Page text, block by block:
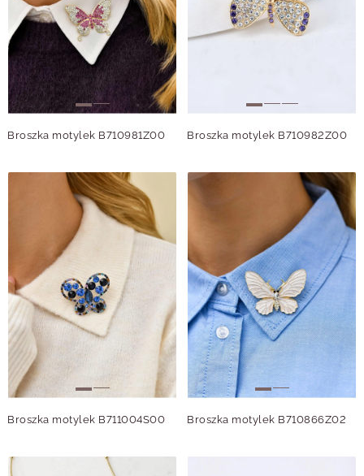
Broszka motylek B710981Z00 Broszka motylek B710982Z00
Broszka motylek B711004S00 Broszka motylek B710866Z02